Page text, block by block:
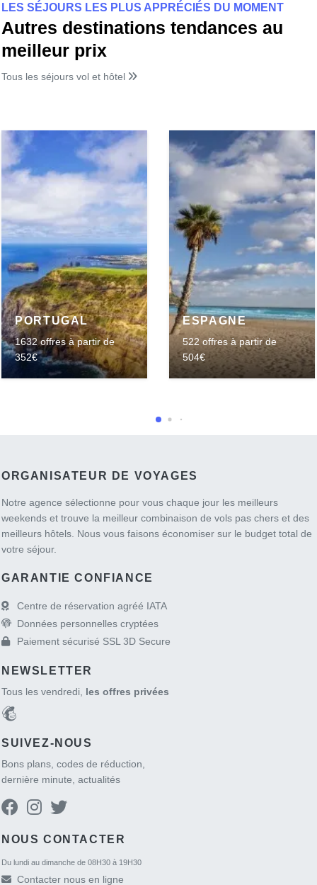
LES SÉJOURS LES PLUS APPRÉCIÉS DU MOMENT
Autres destinations tendances au
meilleur prix
Tous les séjours vol et hôtel
PORTUGAL
1632 offres à partir de
352€
ESPAGNE
522 offres à partir de
504€
ORGANISATEUR DE VOYAGES
Notre agence sélectionne pour vous chaque jour les meilleurs
weekends et trouve la meilleur combinaison de vols pas chers et des
meilleurs hôtels. Nous vous faisons économiser sur le budget total de
votre séjour.
GARANTIE CONFIANCE
Centre de réservation agréé IATA
Données personnelles cryptées
Paiement sécurisé SSL 3D Secure
NEWSLETTER
Tous les vendredi, les offres privées
SUIVEZ-NOUS
Bons plans, codes de réduction,
dernière minute, actualités
NOUS CONTACTER
Du lundi au dimanche de 08H30 à 19H30
Contacter nous en ligne